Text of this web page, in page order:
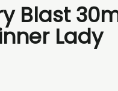
Blast
Lady